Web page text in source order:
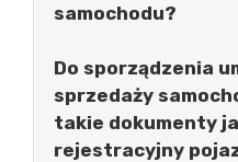
samochodu?
Do sporządzenia
sprzedaży
takie dokumenty
rejestracyjny